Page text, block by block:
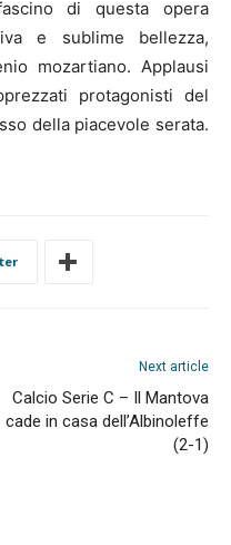
di questa opera
e sublime bellezza,
mozartiano. Applausi
protagonisti del
della piacevole serata.
Next article
Calcio Serie C – Il Mantova
cade in casa dell’Albinoleffe
(2-1)